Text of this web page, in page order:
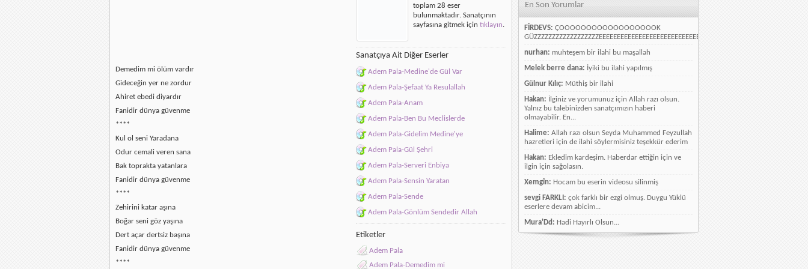
Demedim mi ölüm vardır
Gideceğin yer ne zordur
Ahiret ebedi diyardır
Fanidir dünya güvenme
****
Kul ol seni Yaradana
Odur cemali veren sana
Bak toprakta yatanlara
Fanidir dünya güvenme
****
Zehirini katar aşına
Boğar seni göz yaşına
Dert açar dertsiz başına
Fanidir dünya güvenme
****
toplam 28 eser
bulunmaktadır. Sanatçının
sayfasına gitmek için tıklayın.
Sanatçıya Ait Diğer Eserler
Adem Pala-Medine'de Gül Var
Adem Pala-Şefaat Ya Resulallah
Adem Pala-Anam
Adem Pala-Ben Bu Meclislerde
Adem Pala-Gidelim Medine'ye
Adem Pala-Gül Şehri
Adem Pala-Serveri Enbiya
Adem Pala-Sensin Yaratan
Adem Pala-Sende
Adem Pala-Gönlüm Sendedir Allah
Etiketler
Adem Pala
Adem Pala-Demedim mi
En Son Yorumlar
FİRDEVS: ÇOOOOOOOOOOOOOOOOOOK
GÜZZZZZZZZZZZZZZZZZZEEEEEEEEEEEEEEEEEEEEEEEEEEEEELLLLLLLLLLLLLLLLLLLLLLLL
nurhan: muhteşem bir ilahi bu maşallah
Melek berre dana: İyiki bu ilahi yapılmış
Gülnur Kılıç: Müthiş bir ilahi
Hakan: İlginiz ve yorumunuz için Allah razı olsun.
Yalnız bu talebinizden sanatçımızın haberi
olmayabilir. En...
Halime: Allah razı olsun Seyda Muhammed Feyzullah
hazretleri için de ilahi söylermisiniz teşekkür ederim
Hakan: Ekledim kardeşim. Haberdar ettiğin için ve
ilgin için sağolasın.
Xemgîn: Hocam bu eserin videosu silinmiş
sevgi FARKLI: çok farklı bir ezgi olmuş. Duygu Yüklü
eserlere devam abicim...
Mura'Dd: Hadi Hayırlı Olsun...